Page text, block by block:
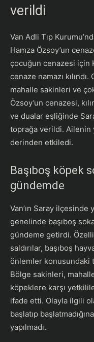
verildi
Van Adli Tıp
Hamza Özsoy’un
çocuğun cenazesi için
cenaze namazı
mahalle sakinleri ve
Özsoy’un cenazesi,
ve dualar eşliğinde
toprağa verildi. Ailenin
derinden etkiledi.
Başıboş köpek
gündemde
Van’ın Saray ilçesinde
genelinde başıboş
gündeme getirdi.
saldırılar, başıboş
önlemler konusundaki
Bölge sakinleri,
köpeklere karşı
ifade etti. Olayla ilgili
başlatıp
yapılmadı.